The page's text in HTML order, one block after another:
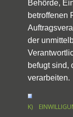
Behörde,
betroffenen
der
befugt sind,
verarbeiten.
K)